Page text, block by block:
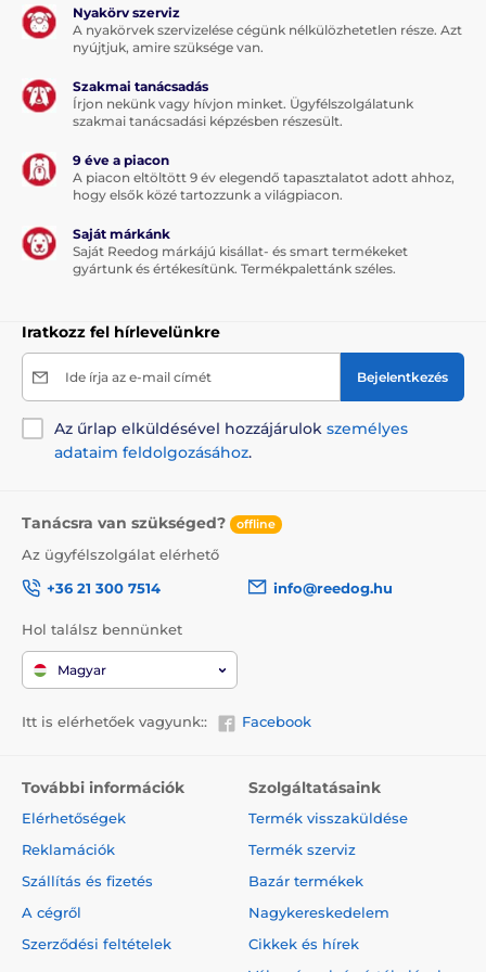
Megjegyzés: A kép csak illusztráció.
A műszaki specifikációk előzetes értesítés nélkül
változhatnak. A képek csak illusztrációk.
A termék a következő kategóriákba sorolt
Menforsan kutyasamponok
Táplálék és felszerelés Kozmetika
Nyakörv szerviz
A nyakörvek szervizelése cégünk nélkülözhetetlen része. Azt
nyújtjuk, amire szüksége van.
Szakmai tanácsadás
Írjon nekünk vagy hívjon minket. Ügyfélszolgálatunk
szakmai tanácsadási képzésben részesült.
9 éve a piacon
A piacon eltöltött 9 év elegendő tapasztalatot adott ahhoz,
hogy elsők közé tartozzunk a világpiacon.
Saját márkánk
Saját Reedog márkájú kisállat- és smart termékeket
gyártunk és értékesítünk. Termékpalettánk széles.
Iratkozz fel hírlevelünkre
Ide írja az e-mail címét Bejelentkezés
Az űrlap elküldésével hozzájárulok személyes
adataim feldolgozásához.
Tanácsra van szükséged? offline
Az ügyfélszolgálat elérhető
+36 21 300 7514
info@reedog.hu
Hol találsz bennünket
Magyar
Itt is elérhetőek vagyunk:: Facebook
További információk
Elérhetőségek
Reklamációk
Szállítás és fizetés
A cégről
Szerződési feltételek
Szolgáltatásaink
Termék visszaküldése
Termék szerviz
Bazár termékek
Nagykereskedelem
Cikkek és hírek